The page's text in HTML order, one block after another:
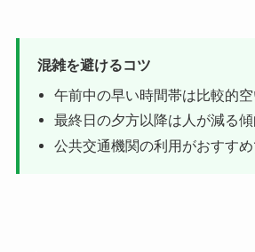
混雑を避けるコツ
午前中の早い時間帯は比較的
最終日の夕方以降は人が減る
公共交通機関の利用がおすす